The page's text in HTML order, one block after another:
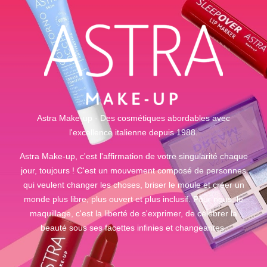
Astra Make-up - Des cosmétiques abordables avec
l'excellence italienne depuis 1988.
Astra Make-up, c'est l'affirmation de votre singularité chaque
jour, toujours ! C'est un mouvement composé de personnes
qui veulent changer les choses, briser le moule et créer un
monde plus libre, plus ouvert et plus inclusif. Pour nous, le
maquillage, c'est la liberté de s'exprimer, de célébrer la
beauté sous ses facettes infinies et changeantes.